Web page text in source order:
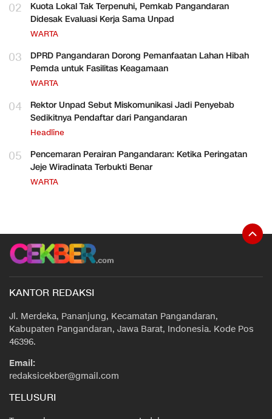
02
Kuota Lokal Tak Terpenuhi, Pemkab Pangandaran
Didesak Evaluasi Kerja Sama Unpad
WARTA
03
DPRD Pangandaran Dorong Pemanfaatan Lahan Hibah
Pemda untuk Fasilitas Keagamaan
WARTA
04
Rektor Unpad Sebut Miskomunikasi Jadi Penyebab
Sedikitnya Pendaftar dari Pangandaran
Headline
05
Pencemaran Perairan Pangandaran: Ketika Peringatan
Jeje Wiradinata Terbukti Benar
WARTA
KANTOR REDAKSI
Jl. Merdeka, Pananjung, Kecamatan Pangandaran,
Kabupaten Pangandaran, Jawa Barat, Indonesia. Kode Pos
46396.
Email:
redaksicekber@gmail.com
TELUSURI